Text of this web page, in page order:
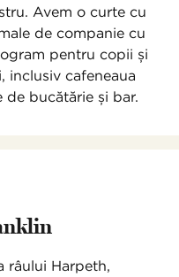
Avem o curte cu
de companie cu
pentru copii și
inclusiv cafeneaua
de bucătărie și bar.
râului Harpeth,